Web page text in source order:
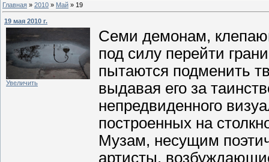
Главная » 2010 » Май » 19
19 мая 2010 г.
Увеличить
Семи демонам,
под силу перейти
пытаются подменить
выдавая его за
непредвиденного
построенных на
Музам, несущим
артисты,